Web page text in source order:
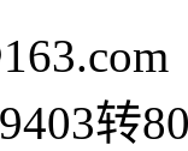
转